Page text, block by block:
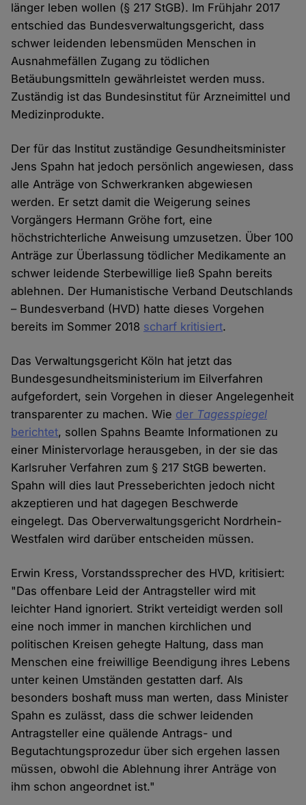
länger leben wollen (§ 217 StGB). Im Frühjahr 2017
entschied das Bundesverwaltungsgericht, dass
schwer leidenden lebensmüden Menschen in
Ausnahmefällen Zugang zu tödlichen
Betäubungsmitteln gewährleistet werden muss.
Zuständig ist das Bundesinstitut für Arzneimittel und
Medizinprodukte.
Der für das Institut zuständige Gesundheitsminister
Jens Spahn hat jedoch persönlich angewiesen, dass
alle Anträge von Schwerkranken abgewiesen
werden. Er setzt damit die Weigerung seines
Vorgängers Hermann Gröhe fort, eine
höchstrichterliche Anweisung umzusetzen. Über 100
Anträge zur Überlassung tödlicher Medikamente an
schwer leidende Sterbewillige ließ Spahn bereits
ablehnen. Der Humanistische Verband Deutschlands
– Bundesverband (HVD) hatte dieses Vorgehen
bereits im Sommer 2018 scharf kritisiert.
Das Verwaltungsgericht Köln hat jetzt das
Bundesgesundheitsministerium im Eilverfahren
aufgefordert, sein Vorgehen in dieser Angelegenheit
transparenter zu machen. Wie der Tagesspiegel
berichtet, sollen Spahns Beamte Informationen zu
einer Ministervorlage herausgeben, in der sie das
Karlsruher Verfahren zum § 217 StGB bewerten.
Spahn will dies laut Presseberichten jedoch nicht
akzeptieren und hat dagegen Beschwerde
eingelegt. Das Oberverwaltungsgericht Nordrhein-
Westfalen wird darüber entscheiden müssen.
Erwin Kress, Vorstandssprecher des HVD, kritisiert:
"Das offenbare Leid der Antragsteller wird mit
leichter Hand ignoriert. Strikt verteidigt werden soll
eine noch immer in manchen kirchlichen und
politischen Kreisen gehegte Haltung, dass man
Menschen eine freiwillige Beendigung ihres Lebens
unter keinen Umständen gestatten darf. Als
besonders boshaft muss man werten, dass Minister
Spahn es zulässt, dass die schwer leidenden
Antragsteller eine quälende Antrags- und
Begutachtungsprozedur über sich ergehen lassen
müssen, obwohl die Ablehnung ihrer Anträge von
ihm schon angeordnet ist."